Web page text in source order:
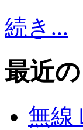
続き...
最近
無線